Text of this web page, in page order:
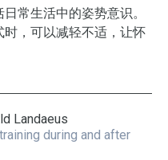
常生活中的姿势意识。
，可以减轻不适，让怀
Landaeus
during and after